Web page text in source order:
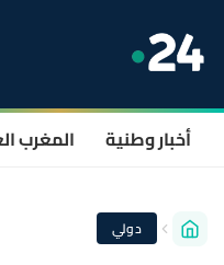
أخبار وطنية المغرب
دولي